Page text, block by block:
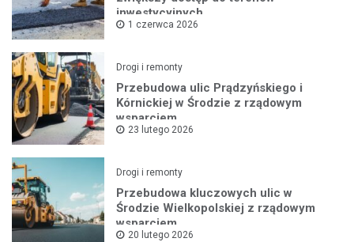
inwestycyjnych
1 czerwca 2026
Drogi i remonty
Przebudowa ulic Prądzyńskiego i
Kórnickiej w Środzie z rządowym
wsparciem
23 lutego 2026
Drogi i remonty
Przebudowa kluczowych ulic w
Środzie Wielkopolskiej z rządowym
wsparciem
20 lutego 2026